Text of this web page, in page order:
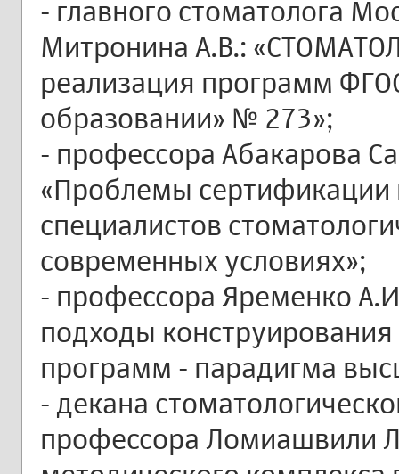
- главного стоматолога
Митронина А.В.:
реализация программ
образовании» № 273»;
- профессора Абакарова
«Проблемы сертификации
специалистов
современных условиях»;
- профессора Яременко
подходы
программ - парадигма
- декана
профессора Ломиашвили